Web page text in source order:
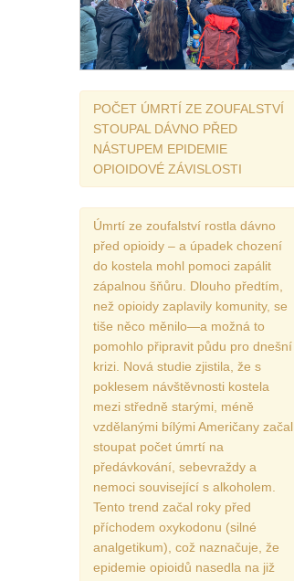
POČET ÚMRTÍ ZE ZOUFALSTVÍ
STOUPAL DÁVNO PŘED
NÁSTUPEM EPIDEMIE
OPIOIDOVÉ ZÁVISLOSTI
Úmrtí ze zoufalství rostla dávno
před opioidy – a úpadek chození
do kostela mohl pomoci zapálit
zápalnou šňůru. Dlouho předtím,
než opioidy zaplavily komunity, se
tiše něco měnilo—a možná to
pomohlo připravit půdu pro dnešní
krizi. Nová studie zjistila, že s
poklesem návštěvnosti kostela
mezi středně starými, méně
vzdělanými bílými Američany začal
stoupat počet úmrtí na
předávkování, sebevraždy a
nemoci související s alkoholem.
Tento trend začal roky před
příchodem oxykodonu (silné
analgetikum), což naznačuje, že
epidemie opioidů nasedla na již